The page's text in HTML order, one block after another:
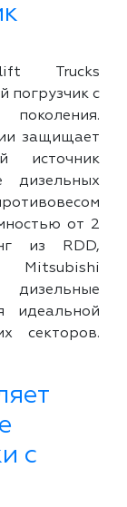
Trucks
погрузчик с
защищает
источник
дизельных
от 2
из RDD,
Mitsubishi
идеальной
секторов.
с